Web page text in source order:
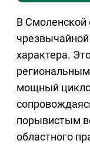
В Смоленской
характера.
мощный
порывистым
областного